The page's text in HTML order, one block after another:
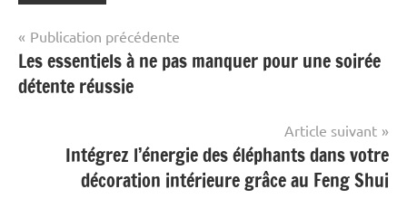
Navigation
de
l’article
Publication précédente
Les essentiels à ne pas manquer pour une soirée
détente réussie
Article suivant
Intégrez l’énergie des éléphants dans votre
décoration intérieure grâce au Feng Shui